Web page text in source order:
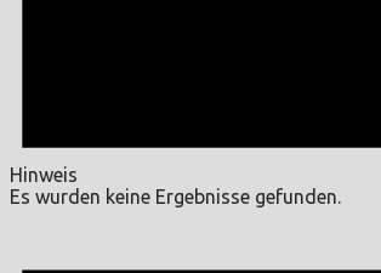
Hinweis
Es wurden keine Ergebnisse gefunden.